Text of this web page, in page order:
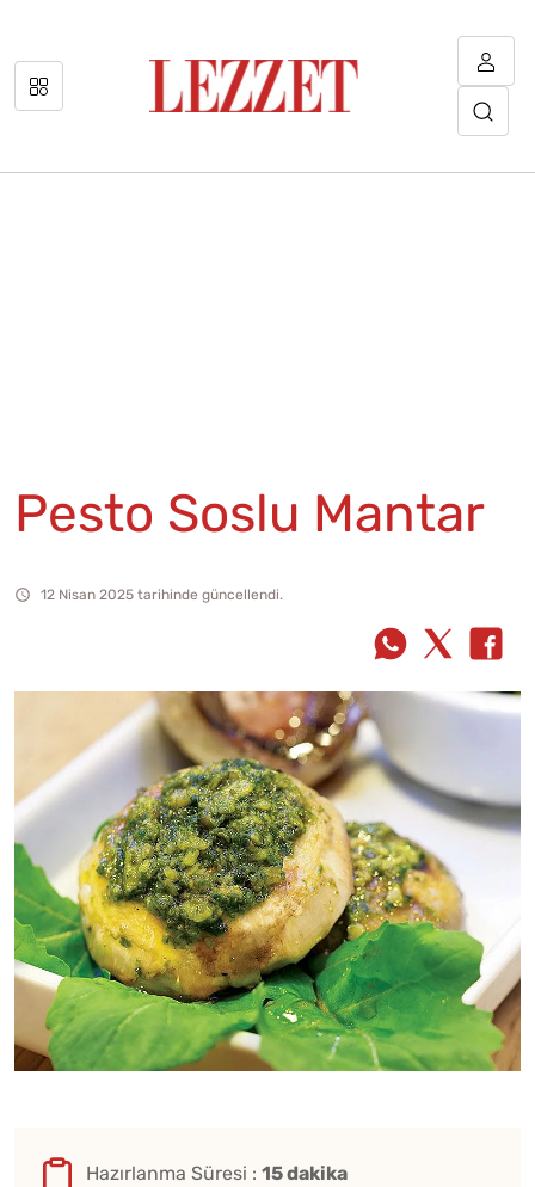
Pesto Soslu Mantar
12 Nisan 2025 tarihinde güncellendi.
Hazırlanma Süresi : 15 dakika